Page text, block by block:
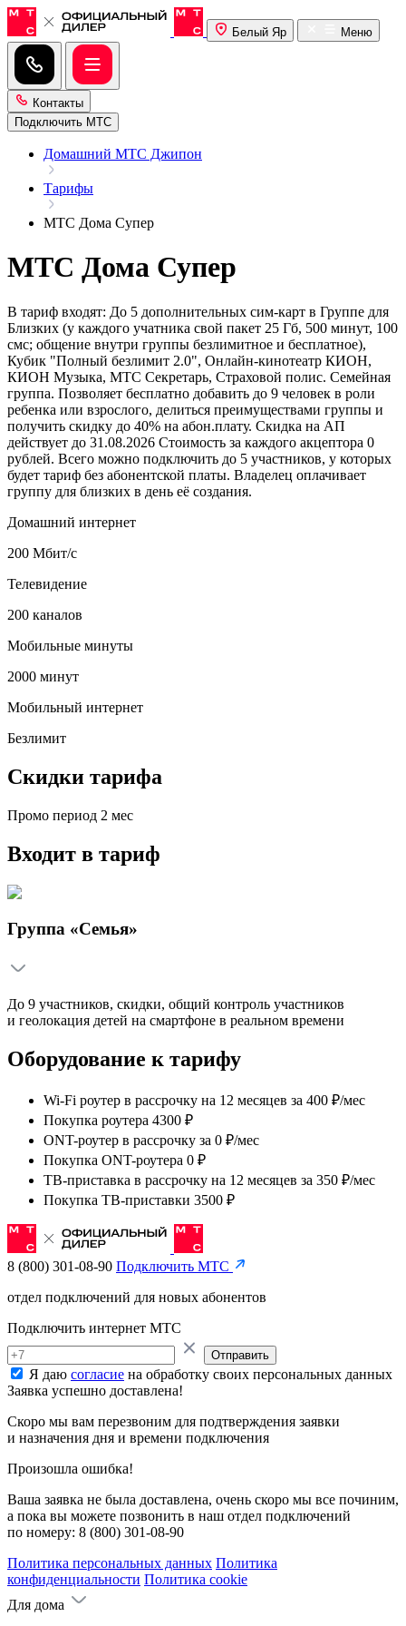
Белый Яр Меню
Контакты
Подключить МТС
Домашний МТС Джипон
Тарифы
МТС Дома Супер
МТС Дома Супер
В тариф входят: До 5 дополнительных сим-карт в Группе для
Близких (у каждого учатника свой пакет 25 Гб, 500 минут, 100
смс; общение внутри группы безлимитное и бесплатное),
Кубик "Полный безлимит 2.0", Онлайн-кинотеатр КИОН,
КИОН Музыка, МТС Секретарь, Страховой полис. Семейная
группа. Позволяет бесплатно добавить до 9 человек в роли
ребенка или взрослого, делиться преимуществами группы и
получить скидку до 40% на абон.плату. Скидка на АП
действует до 31.08.2026 Стоимость за каждого акцептора 0
рублей. Всего можно подключить до 5 участников, у которых
будет тариф без абонентской платы. Владелец оплачивает
группу для близких в день её создания.
Домашний интернет
200 Мбит/с
Телевидение
200 каналов
Мобильные минуты
2000 минут
Мобильный интернет
Безлимит
Скидки тарифа
Промо период 2 мес
Входит в тариф
Группа «Семья»
До 9 участников, скидки, общий контроль участников
и геолокация детей на смартфоне в реальном времени
Оборудование к тарифу
Wi-Fi роутер в рассрочку на 12 месяцев за 400 ₽/мес
Покупка роутера 4300 ₽
ONT-роутер в рассрочку за 0 ₽/мес
Покупка ONT-роутера 0 ₽
ТВ-приставка в рассрочку на 12 месяцев за 350 ₽/мес
Покупка ТВ-приставки 3500 ₽
8 (800) 301-08-90 Подключить МТС
отдел подключений для новых абонентов
Подключить интернет МТС
Отправить
Я даю согласие на обработку своих персональных данных
Заявка успешно доставлена!
Скоро мы вам перезвоним для подтверждения заявки
и назначения дня и времени подключения
Произошла ошибка!
Ваша заявка не была доставлена, очень скоро мы все починим,
а пока вы можете позвонить в наш отдел подключений
по номеру: 8 (800) 301-08-90
Политика персональных данных Политика
конфиденциальности Политика cookie
Для дома